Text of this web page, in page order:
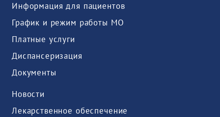
Информация для пациентов
График и режим работы МО
Платные услуги
Диспансеризация
Документы
Новости
Лекарственное обеспечение